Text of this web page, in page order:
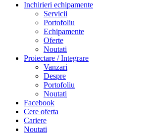
Inchirieri echipamente
Servicii
Portofoliu
Echipamente
Oferte
Noutati
Proiectare / Integrare
Vanzari
Despre
Portofoliu
Noutati
Facebook
Cere oferta
Cariere
Noutati